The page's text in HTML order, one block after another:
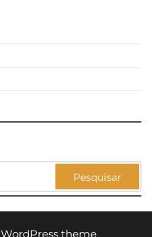
WordPress theme